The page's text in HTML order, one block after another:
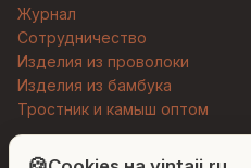
Журнал
Сотрудничество
Изделия из проволоки
Изделия из бамбука
Тростник и камыш оптом
Людмила